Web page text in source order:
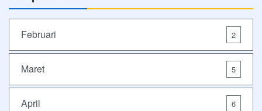
Februari 2
Maret 5
April 6